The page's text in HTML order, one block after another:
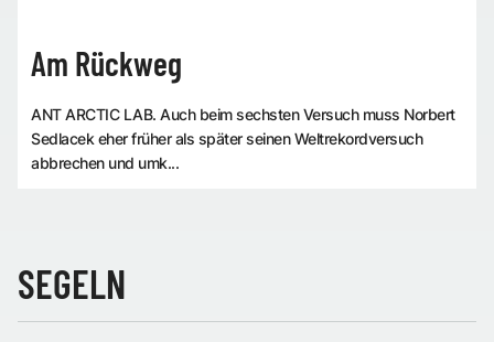
Am Rückweg
ANT ARCTIC LAB. Auch beim sechsten Versuch muss Norbert
Sedlacek eher früher als später seinen Weltrekordversuch
abbrechen und umk...
SEGELN